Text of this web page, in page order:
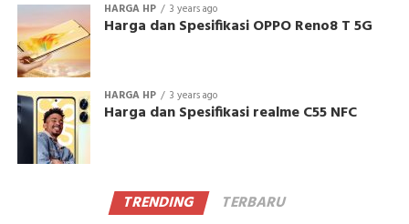
HARGA HP 3 years ago
Harga dan Spesifikasi OPPO Reno8 T 5G
HARGA HP 3 years ago
Harga dan Spesifikasi realme C55 NFC
TRENDING TERBARU